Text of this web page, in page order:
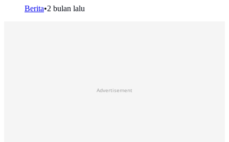
Berita•2 bulan lalu
Advertisement